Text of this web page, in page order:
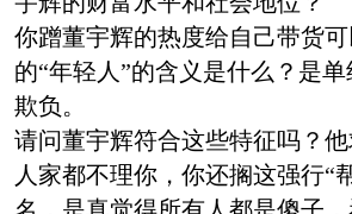
你蹭董宇辉的热度给自己带货
的“年轻人”的含义是什么？是
欺负。
请问董宇辉符合这些特征吗？
人家都不理你，你还搁这强行“